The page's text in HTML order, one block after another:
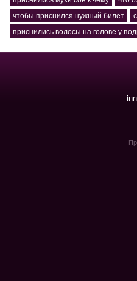
чтобы приснился нужный билет
приснились волосы на голове у